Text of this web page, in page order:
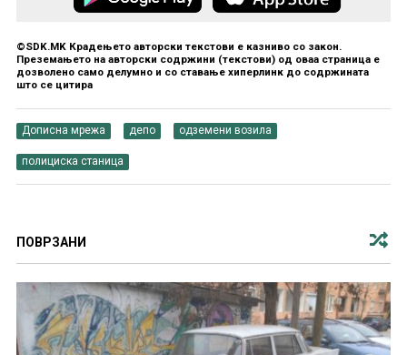
©SDK.MK Крадењето авторски текстови е казниво со закон.
Преземањето на авторски содржини (текстови) од оваа страница е
дозволено само делумно и со ставање хиперлинк до содржината
што се цитира
Дописна мрежа депо одземени возила
полициска станица
ПОВРЗАНИ